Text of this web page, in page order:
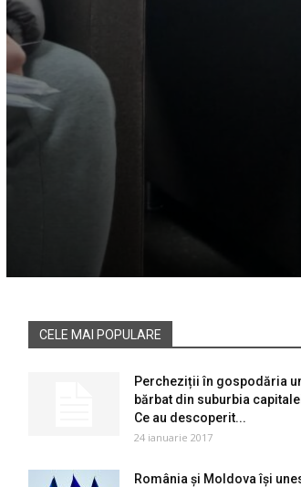
CELE MAI POPULARE
Percheziții în gospodăria
bărbat din suburbia
Ce au descoperit...
24 ianuarie 2017
România și Moldova își